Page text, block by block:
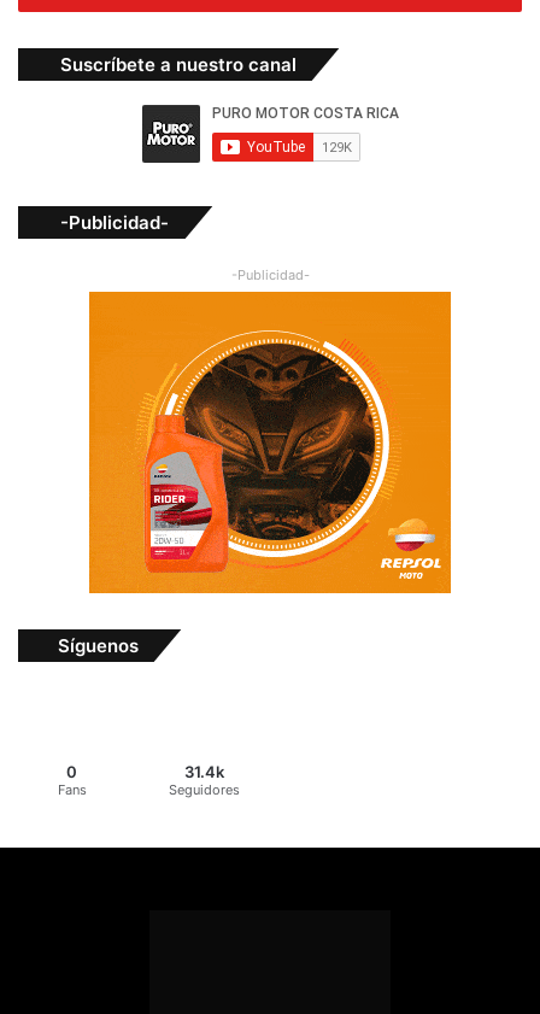
Suscríbete a nuestro canal
-Publicidad-
-Publicidad-
Síguenos
0
Fans
31.4k
Seguidores